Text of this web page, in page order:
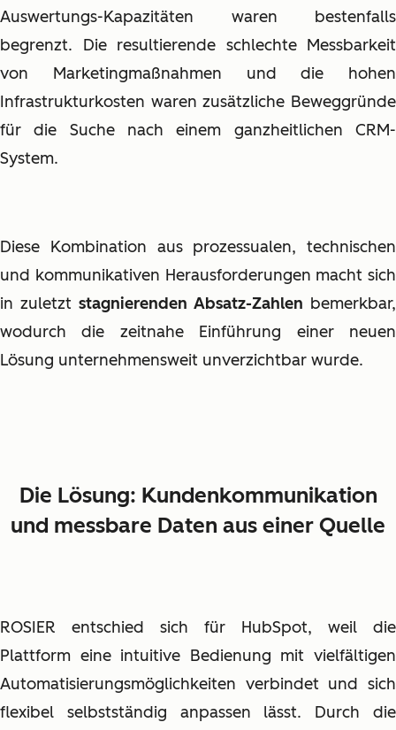
Auswertungs-Kapazitäten waren bestenfalls
begrenzt. Die resultierende schlechte Messbarkeit
von Marketingmaßnahmen und die hohen
Infrastrukturkosten waren zusätzliche Beweggründe
für die Suche nach einem ganzheitlichen CRM-
System.
Diese Kombination aus prozessualen, technischen
und kommunikativen Herausforderungen macht sich
in zuletzt stagnierenden Absatz-Zahlen bemerkbar,
wodurch die zeitnahe Einführung einer neuen
Lösung unternehmensweit unverzichtbar wurde.
Die Lösung: Kundenkommunikation
und messbare Daten aus einer Quelle
ROSIER entschied sich für HubSpot, weil die
Plattform eine intuitive Bedienung mit vielfältigen
Automatisierungsmöglichkeiten verbindet und sich
flexibel selbstständig anpassen lässt. Durch die